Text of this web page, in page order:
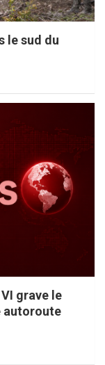
le sud du
grave le
autoroute